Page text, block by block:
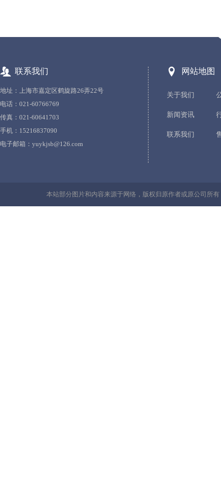
联系我们
地址：上海市嘉定区鹤旋路26弄22号
电话：021-60766769
传真：021-60641703
手机：15216837090
电子邮箱： yuykjsb@126.com
网站地图
关于我们
新闻资讯
联系我们
本站部分图片和内容来源于网络，版权归原作者或原公司所